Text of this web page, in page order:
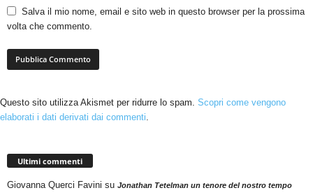
Salva il mio nome, email e sito web in questo browser per la prossima
volta che commento.
Questo sito utilizza Akismet per ridurre lo spam. Scopri come vengono
elaborati i dati derivati dai commenti.
Ultimi commenti
Giovanna Querci Favini su Jonathan Tetelman un tenore del nostro tempo